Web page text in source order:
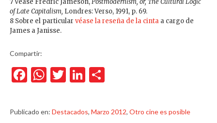
of Late Capitalism, Londres: Verso, 1991, p. 69.
8 Sobre el particular véase la reseña de la cinta a cargo de
James a Janisse.
Compartir:
Facebook
WhatsApp
TwitterLinkedIn
Publicado en: Destacados, Marzo 2012, Otro cine es posible